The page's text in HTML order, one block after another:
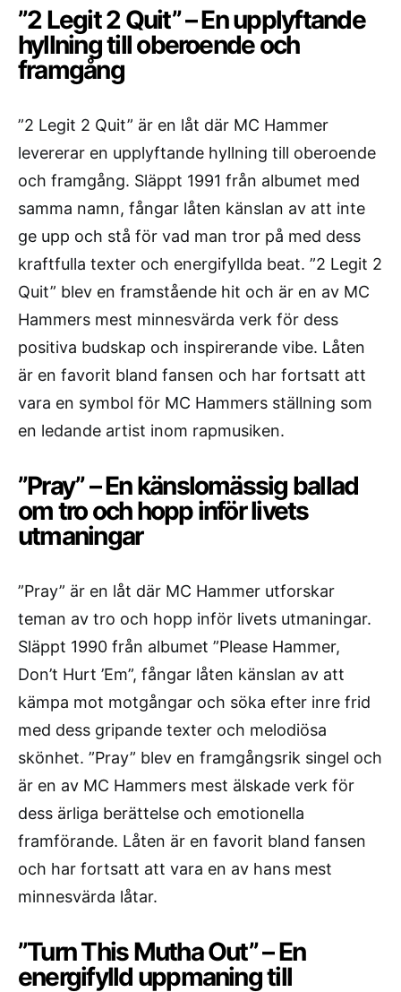
”2 Legit 2 Quit” – En upplyftande
hyllning till oberoende och
framgång
”2 Legit 2 Quit” är en låt där MC Hammer
levererar en upplyftande hyllning till oberoende
och framgång. Släppt 1991 från albumet med
samma namn, fångar låten känslan av att inte
ge upp och stå för vad man tror på med dess
kraftfulla texter och energifyllda beat. ”2 Legit 2
Quit” blev en framstående hit och är en av MC
Hammers mest minnesvärda verk för dess
positiva budskap och inspirerande vibe. Låten
är en favorit bland fansen och har fortsatt att
vara en symbol för MC Hammers ställning som
en ledande artist inom rapmusiken.
”Pray” – En känslomässig ballad
om tro och hopp inför livets
utmaningar
”Pray” är en låt där MC Hammer utforskar
teman av tro och hopp inför livets utmaningar.
Släppt 1990 från albumet ”Please Hammer,
Don’t Hurt ’Em”, fångar låten känslan av att
kämpa mot motgångar och söka efter inre frid
med dess gripande texter och melodiösa
skönhet. ”Pray” blev en framgångsrik singel och
är en av MC Hammers mest älskade verk för
dess ärliga berättelse och emotionella
framförande. Låten är en favorit bland fansen
och har fortsatt att vara en av hans mest
minnesvärda låtar.
”Turn This Mutha Out” – En
energifylld uppmaning till